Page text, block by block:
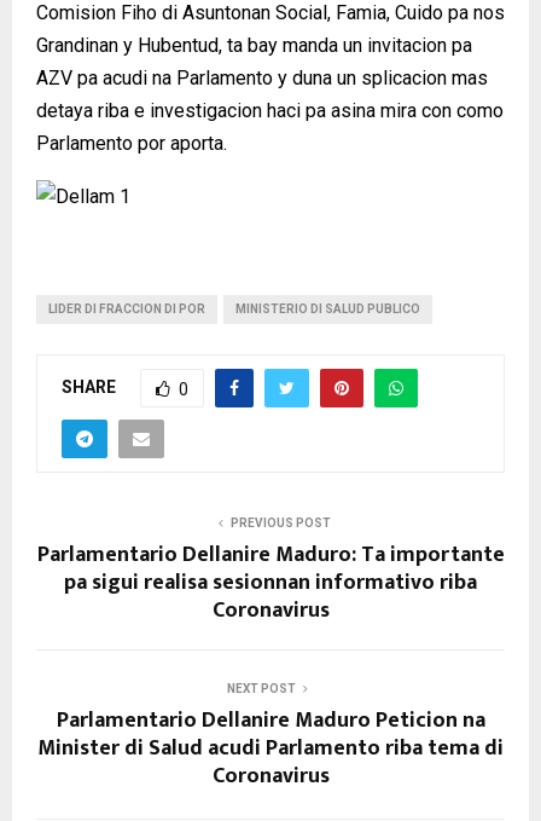
Comision Fiho di Asuntonan Social, Famia, Cuido pa nos
Grandinan y Hubentud, ta bay manda un invitacion pa
AZV pa acudi na Parlamento y duna un splicacion mas
detaya riba e investigacion haci pa asina mira con como
Parlamento por aporta.
LIDER DI FRACCION DI POR MINISTERIO DI SALUD PUBLICO
SHARE 0
PREVIOUS POST
Parlamentario Dellanire Maduro: Ta importante
pa sigui realisa sesionnan informativo riba
Coronavirus
NEXT POST
Parlamentario Dellanire Maduro Peticion na
Minister di Salud acudi Parlamento riba tema di
Coronavirus